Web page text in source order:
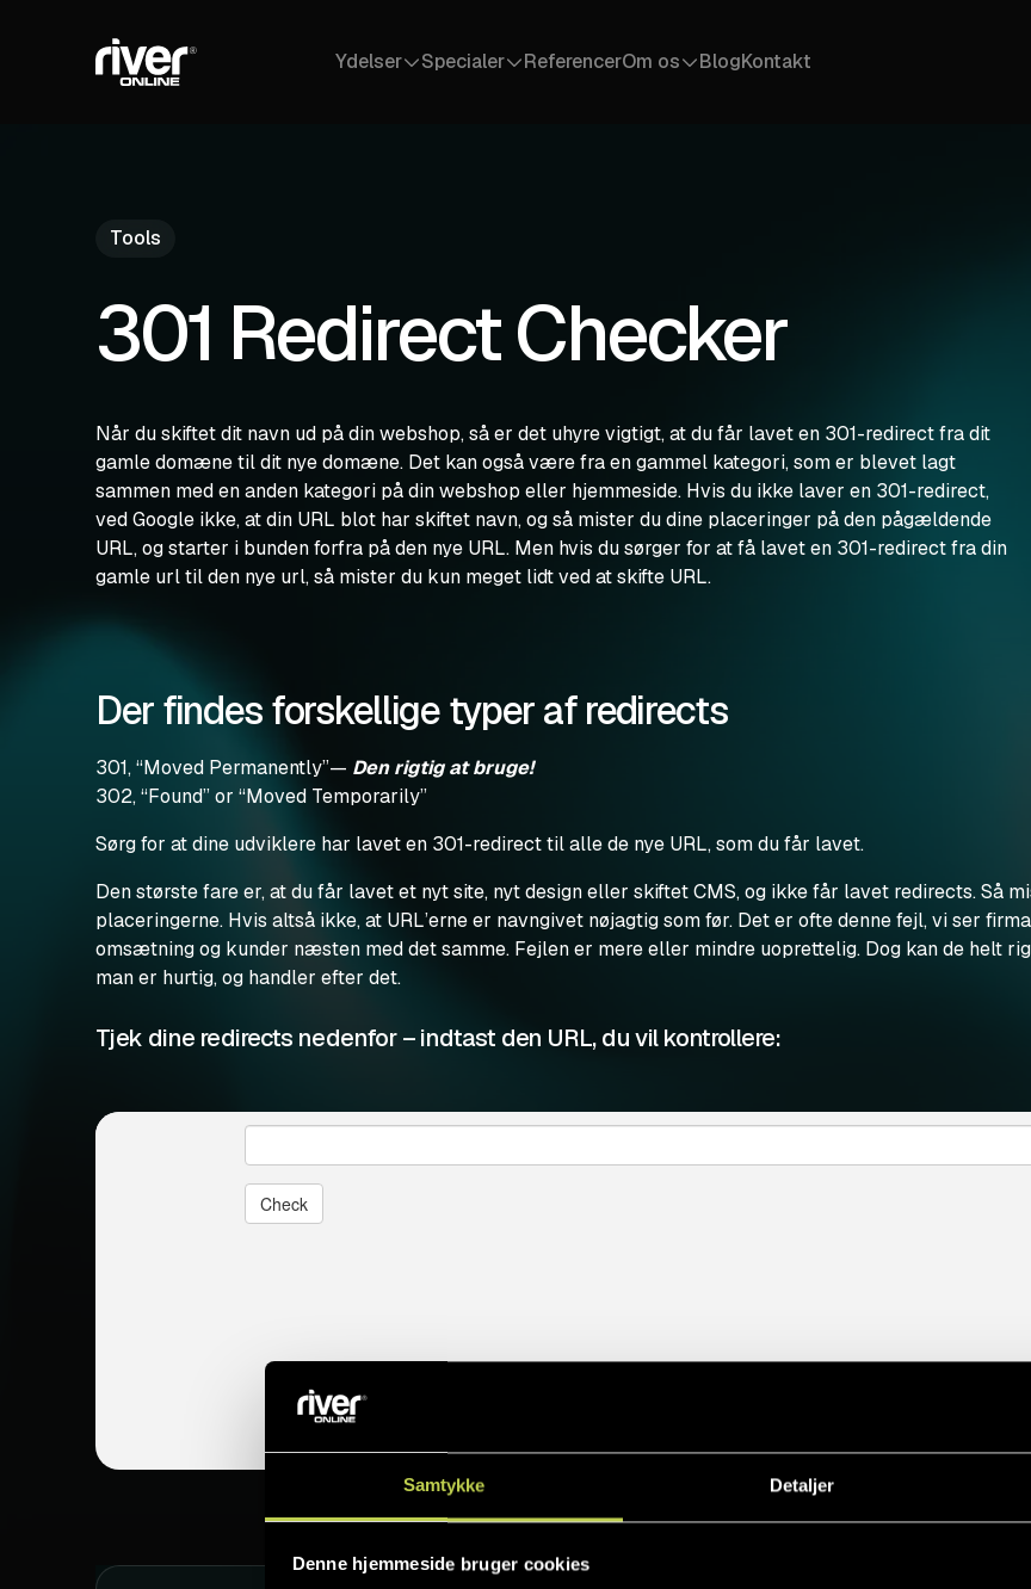
Samtykke Detaljer
Denne hjemmeside bruger cookies
Ydelser Specialer ReferencerOm os BlogKontakt
Tools
301 Redirect Checker
Når du skiftet dit navn ud på din webshop, så er det uhyre vigtigt, at du får lavet en 301-redirect fra dit
gamle domæne til dit nye domæne. Det kan også være fra en gammel kategori, som er blevet lagt
sammen med en anden kategori på din webshop eller hjemmeside. Hvis du ikke laver en 301-redirect,
ved Google ikke, at din URL blot har skiftet navn, og så mister du dine placeringer på den pågældende
URL, og starter i bunden forfra på den nye URL. Men hvis du sørger for at få lavet en 301-redirect fra din
gamle url til den nye url, så mister du kun meget lidt ved at skifte URL.
Der findes forskellige typer af redirects
301, “Moved Permanently”— Den rigtig at bruge!
302, “Found” or “Moved Temporarily”
Sørg for at dine udviklere har lavet en 301-redirect til alle de nye URL, som du får lavet.
Den største fare er, at du får lavet et nyt site, nyt design eller skiftet CMS, og ikke får lavet redirects. Så
placeringerne. Hvis altså ikke, at URL’erne er navngivet nøjagtig som før. Det er ofte denne fejl, vi ser
omsætning og kunder næsten med det samme. Fejlen er mere eller mindre uoprettelig. Dog kan de helt
man er hurtig, og handler efter det.
Tjek dine redirects nedenfor – indtast den URL, du vil kontrollere: